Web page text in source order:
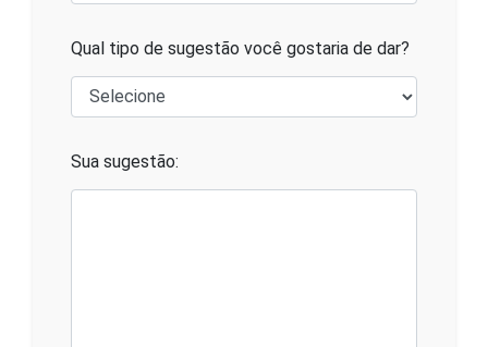
Qual tipo de sugestão você gostaria de dar?
Sua sugestão: